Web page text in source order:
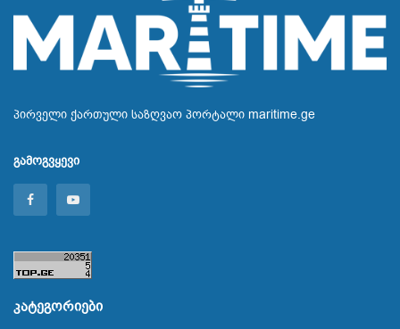
პირველი ქართული საზღვაო პორტალი maritime.ge
გამოგვყევი
კატეგორიები